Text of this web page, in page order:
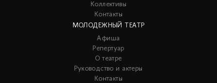
Коллективы
Контакты
МОЛОДЕЖНЫЙ ТЕАТР
Афиша
Репертуар
О театре
Руководство и актеры
Контакты